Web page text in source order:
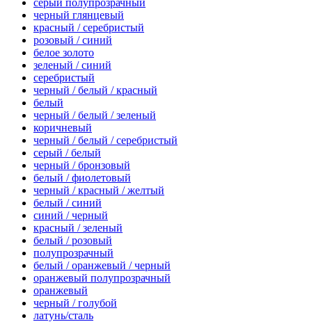
серый полупрозрачный
черный глянцевый
красный / серебристый
розовый / синий
белое золото
зеленый / синий
серебристый
черный / белый / красный
белый
черный / белый / зеленый
коричневый
черный / белый / серебристый
серый / белый
черный / бронзовый
белый / фиолетовый
черный / красный / желтый
белый / синий
синий / черный
красный / зеленый
белый / розовый
полупрозрачный
белый / оранжевый / черный
оранжевый полупрозрачный
оранжевый
черный / голубой
латунь/сталь